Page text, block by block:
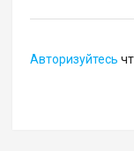
Авторизуйтесь